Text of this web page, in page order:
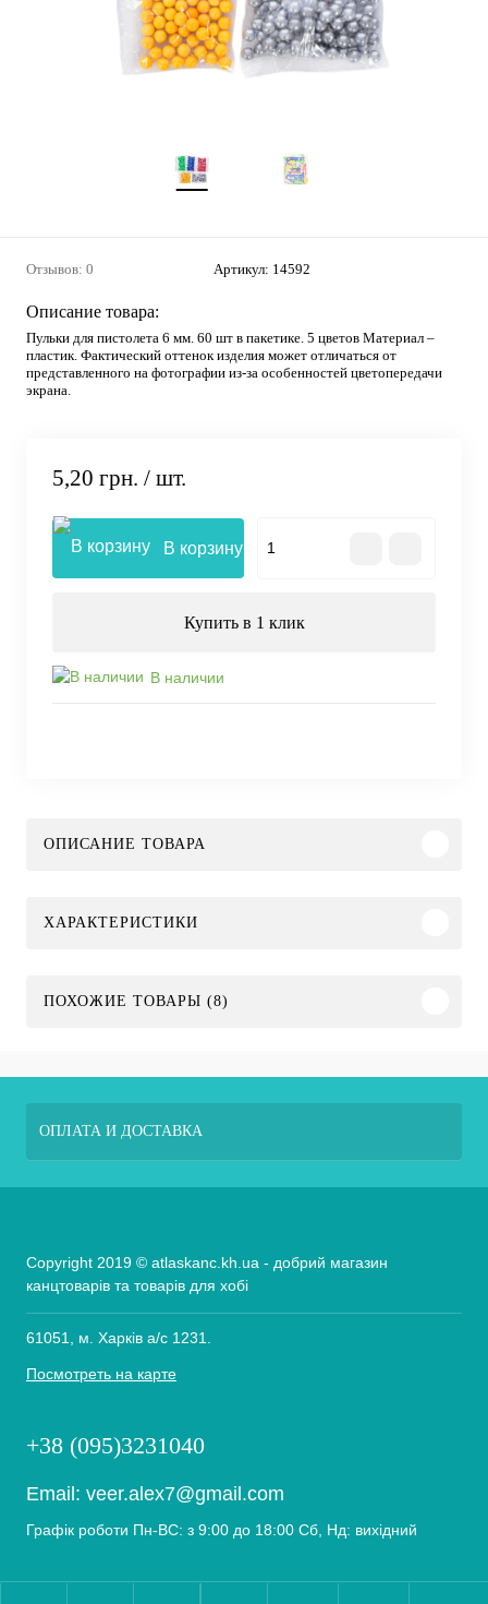
Отзывов: 0 Артикул: 14592
Описание товара:
Пульки для пистолета 6 мм. 60 шт в пакетике. 5 цветов Материал –
пластик. Фактический оттенок изделия может отличаться от
представленного на фотографии из-за особенностей цветопередачи
экрана.
5,20 грн. / шт.
В корзину
Купить в 1 клик
В наличии
ОПИСАНИЕ ТОВАРА
ХАРАКТЕРИСТИКИ
ПОХОЖИЕ ТОВАРЫ (8)
ОПЛАТА И ДОСТАВКА
Copyright 2019 © atlaskanc.kh.ua - добрий магазин
канцтоварів та товарів для хобі
61051, м. Харків а/с 1231.
Посмотреть на карте
+38 (095)3231040
Email: veer.alex7@gmail.com
Графік роботи Пн-ВС: з 9:00 до 18:00 Сб, Нд: вихідний